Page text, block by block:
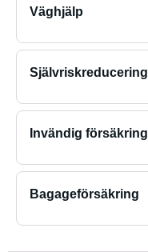
Väghjälp
Självriskreducering
Invändig försäkring
Bagageförsäkring